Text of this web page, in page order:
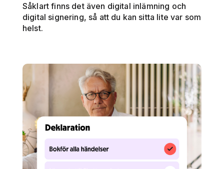
Såklart finns det även digital inlämning och
digital signering, så att du kan sitta lite var som
helst.